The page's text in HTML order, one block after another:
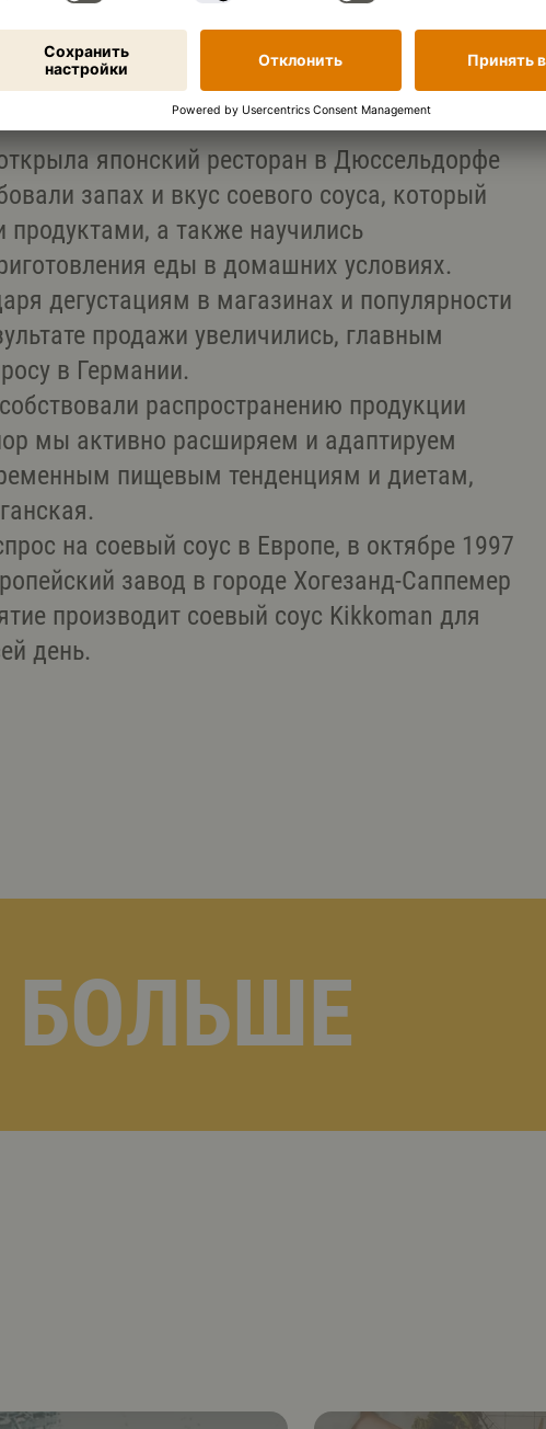
японский ресторан в Дюссельдорфе
запах и вкус соевого соуса, который
а также научились
еды в домашних условиях.
дегустациям в магазинах и популярности
продажи увеличились, главным
в Германии.
распространению продукции
мы активно расширяем и адаптируем
пищевым тенденциям и диетам,
на соевый соус в Европе, в октябре 1997
завод в городе Хогезанд-Саппемер
производит соевый соус Kikkoman для
день.
БОЛЬШЕ